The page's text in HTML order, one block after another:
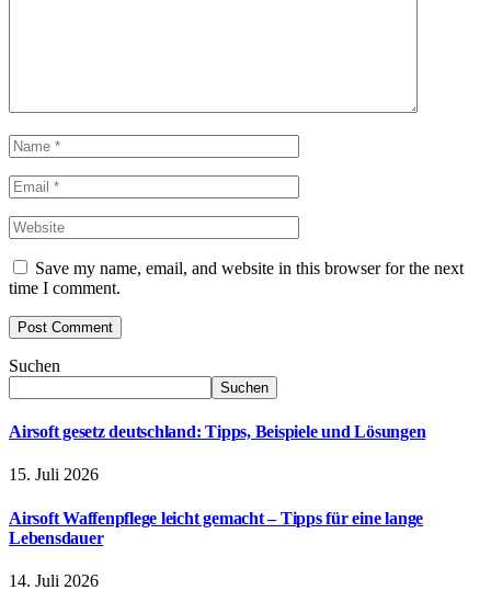
Save my name, email, and website in this browser for the next
time I comment.
Suchen
Suchen
Airsoft gesetz deutschland: Tipps, Beispiele und Lösungen
15. Juli 2026
Airsoft Waffenpflege leicht gemacht – Tipps für eine lange
Lebensdauer
14. Juli 2026